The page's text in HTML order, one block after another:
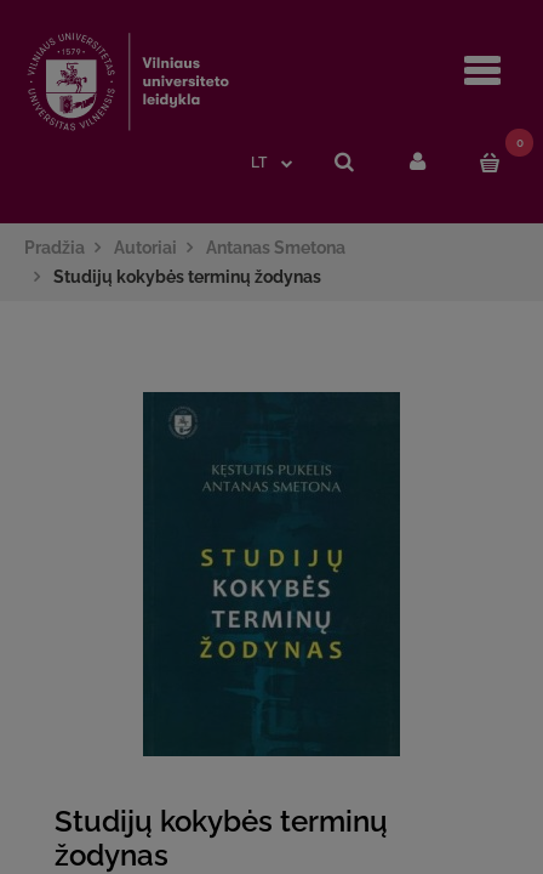
LT
0
Pradžia Autoriai
Antanas Smetona
Studijų kokybės terminų žodynas
Studijų kokybės terminų
žodynas